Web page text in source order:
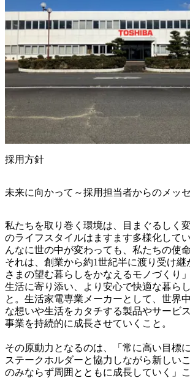
採用方針
未来に向かって～採用担当者からのメッ
私たちを取り巻く環境は、目まぐるしく
のライフスタイルはますます多様化して
んなに世の中が変わっても、私たちの使
それは、創業から約1世紀半に渡り受け継
さまの望む暮らしをかなえるモノづくり
生活に寄り添い、より安心で快適な暮ら
と。生活家電専業メーカーとして、世界
な想いや生活をカタチする製品やサービ
事業を持続的に成長させていくこと。
その原動力となるのは、「常に高い目標
ステークホルダーと協力しながら新しい
のみならず周囲とともに成長していく」